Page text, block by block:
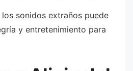
sonidos extraños puede
y entretenimiento para